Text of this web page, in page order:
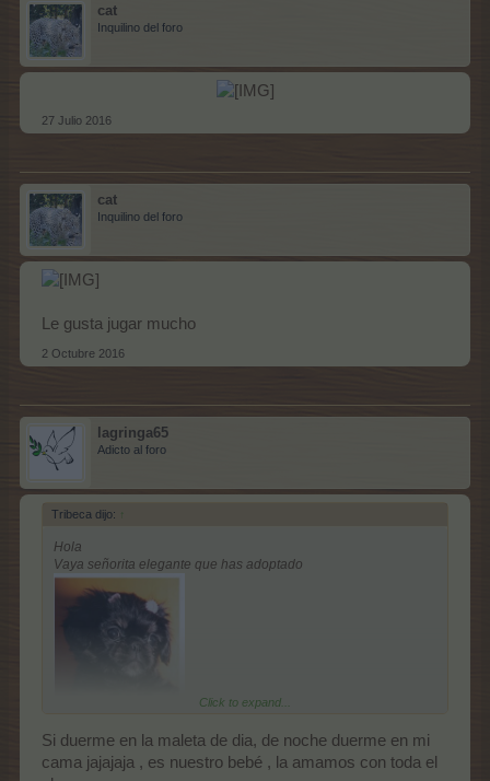
cat
Inquilino del foro
27 Julio 2016
cat
Inquilino del foro
Le gusta jugar mucho
2 Octubre 2016
lagringa65
Adicto al foro
Tribeca dijo: ↑
Hola
Vaya señorita elegante que has adoptado
¡pero si no tiene pelo para dos kikis! que chiquitina tan dulce,
¿Duerme en esa maleta?. Yo tengo un gato muy interesado en
Click to expand...
Si duerme en la maleta de dia, de noche duerme en mi
cama jajajaja , es nuestro bebé , la amamos con toda el